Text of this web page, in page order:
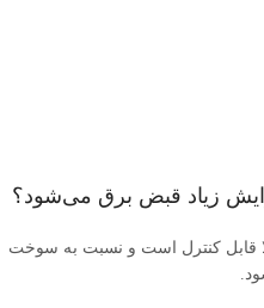
زیاد قبض برق می‌شود؟
قابل کنترل است و نسبت به سوخت